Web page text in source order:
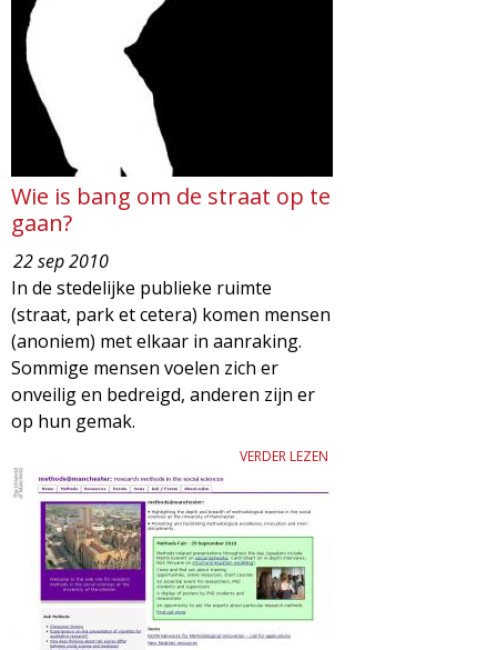
o
o
g
i
e
M
a
d
m
u
Wie is bang om de straat op te
gaan?
22 sep 2010
In de stedelijke publieke ruimte
(straat, park et cetera) komen mensen
(anoniem) met elkaar in aanraking.
Sommige mensen voelen zich er
onveilig en bedreigd, anderen zijn er
op hun gemak.
VERDER LEZEN